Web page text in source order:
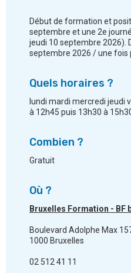
Début de formation et
septembre et une 2e
jeudi 10 septembre 2026).
septembre 2026 / une fois
Quels horaires ?
lundi mardi mercredi jeudi
à 12h45 puis 13h30 à
Combien ?
Gratuit
Où ?
Bruxelles Formation - BF
Boulevard Adolphe Max
1000 Bruxelles
02 512 41 11